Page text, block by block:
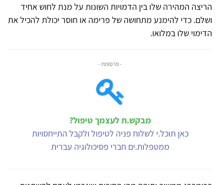
הריצה המהירה שלו בין הדמויות השונות על מנת לחוש אחיד
ושלם. כדי להימנע מתחושה של פרימה או חוסר יכולת להכיל את
הדימוי שלו במלואו.
- פרסומת -
מבקש.ת לעצמך טיפול?
כאן תוכל.י לשלוח פניה לטיפול ולקבל התייחסויות
ממטפלות.ים חברי פסיכולוגיה עברית